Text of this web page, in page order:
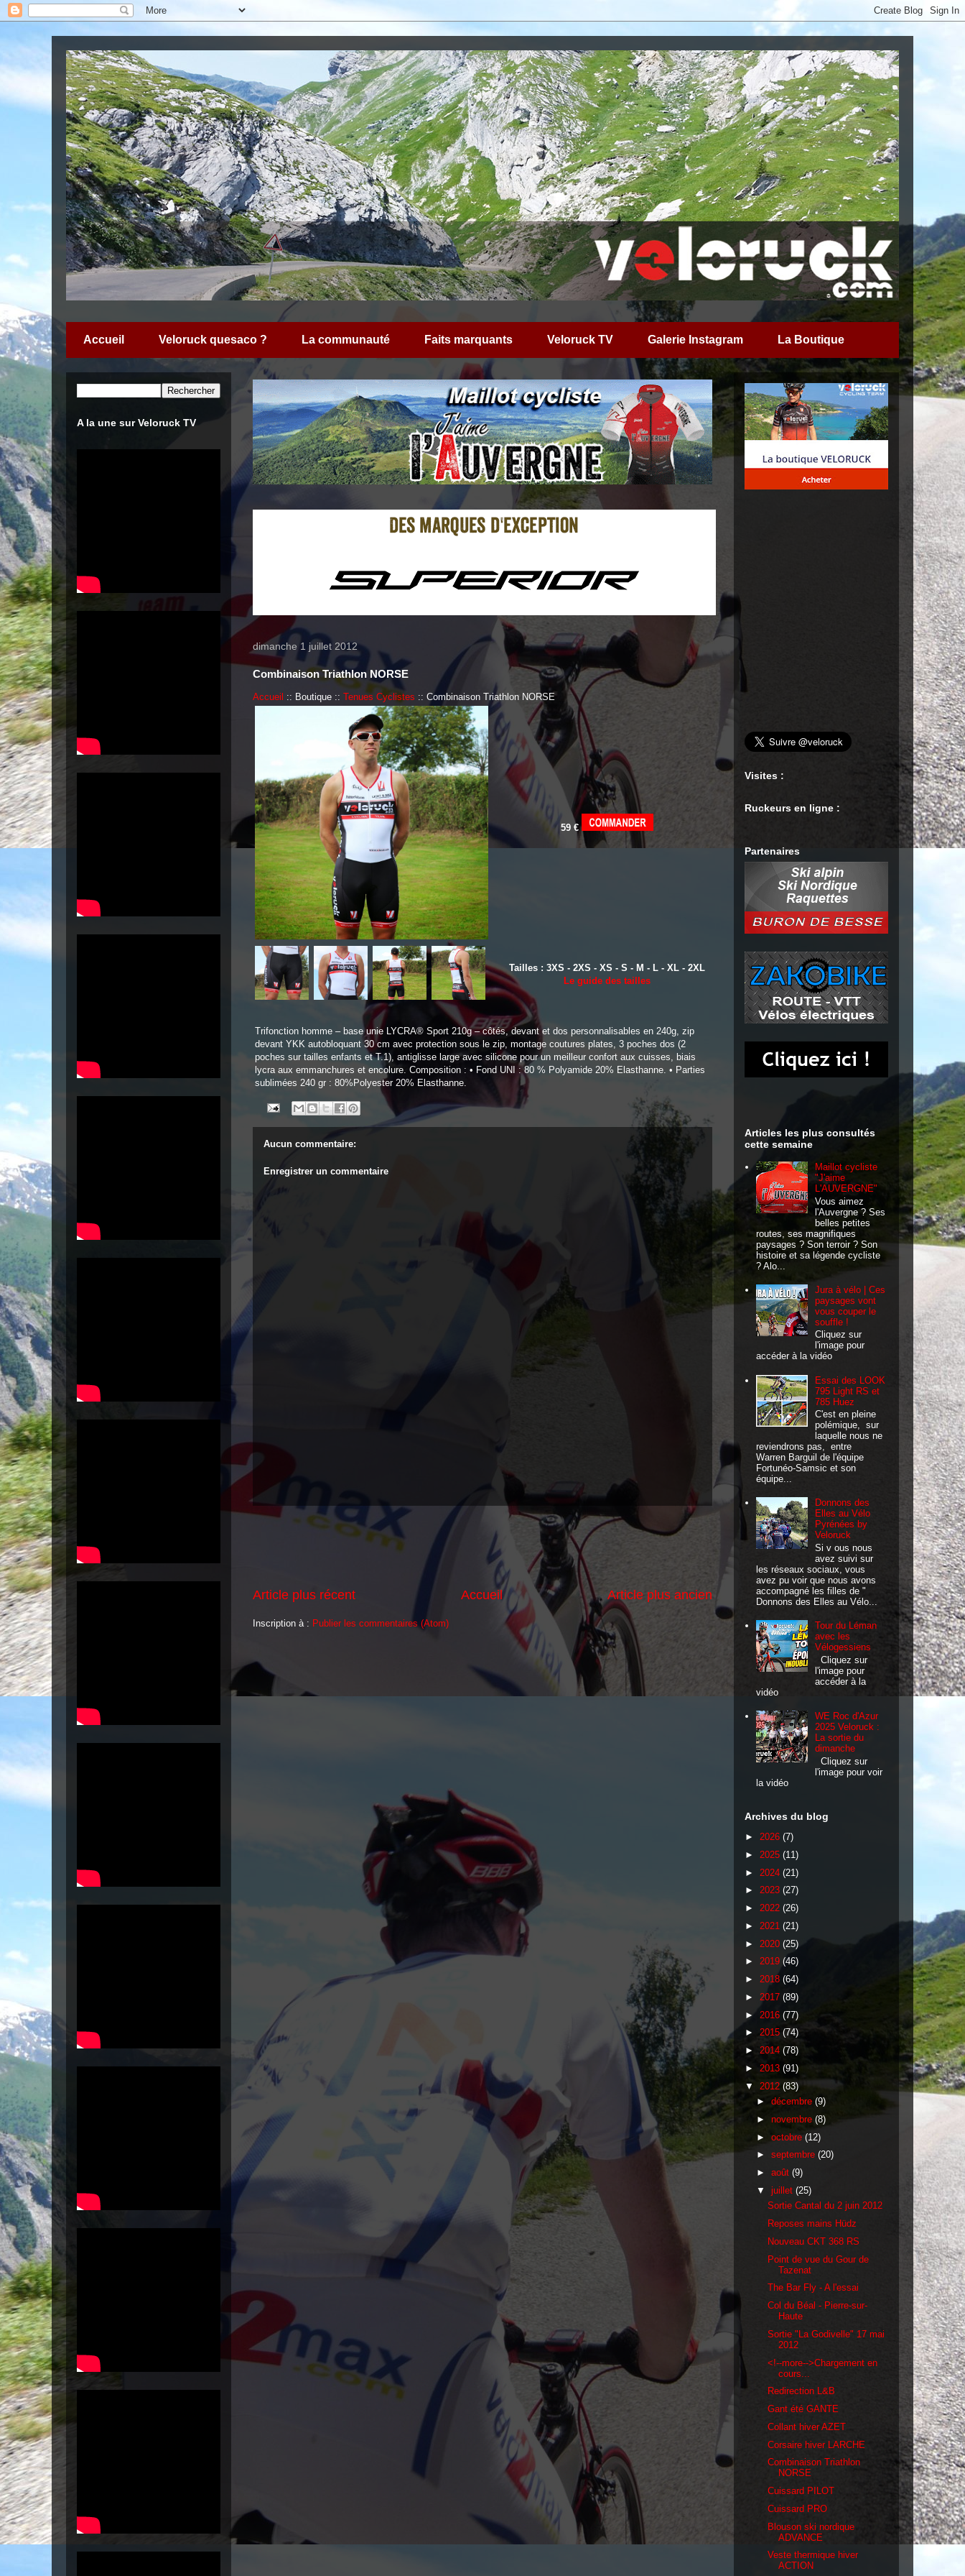
Accueil Veloruck quesaco ? La communauté Faits marquants Veloruck TV Galerie Instagram La Boutique
dimanche 1 juillet 2012
Combinaison Triathlon NORSE
Accueil :: Boutique :: Tenues Cyclistes :: Combinaison Triathlon NORSE
59 €
Tailles : 3XS - 2XS - XS - S - M - L - XL - 2XL
Le guide des tailles
Trifonction homme – base unie LYCRA® Sport 210g – côtés, devant et dos personnalisables en 240g, zip
devant YKK autobloquant 30 cm avec protection sous le zip, montage coutures plates, 3 poches dos (2
poches sur tailles enfants et T.1), antiglisse large avec silicone pour un meilleur confort aux cuisses, biais
lycra aux emmanchures et encolure. Composition : • Fond UNI : 80 % Polyamide 20% Elasthanne. • Parties
sublimées 240 gr : 80%Polyester 20% Elasthanne.
Aucun commentaire:
Enregistrer un commentaire
Article plus récent Article plus ancien
Accueil
Inscription à : Publier les commentaires (Atom)
A la une sur Veloruck TV
Visites :
Ruckeurs en ligne :
Partenaires
Articles les plus consultés
cette semaine
Maillot cycliste
"J'aime
L'AUVERGNE"
Vous aimez
l'Auvergne ? Ses
belles petites
routes, ses magnifiques
paysages ? Son terroir ? Son
histoire et sa légende cycliste
? Alo...
Jura à vélo | Ces
paysages vont
vous couper le
souffle !
Cliquez sur
l'image pour
accéder à la vidéo
Essai des LOOK
795 Light RS et
785 Huez
C'est en pleine
polémique, sur
laquelle nous ne
reviendrons pas, entre
Warren Barguil de l'équipe
Fortunéo-Samsic et son
équipe...
Donnons des
Elles au Vélo
Pyrénées by
Veloruck
Si v ous nous
avez suivi sur
les réseaux sociaux, vous
avez pu voir que nous avons
accompagné les filles de "
Donnons des Elles au Vélo...
Tour du Léman
avec les
Vélogessiens
Cliquez sur
l'image pour
accéder à la
vidéo
WE Roc d'Azur
2025 Veloruck :
La sortie du
dimanche
Cliquez sur
l'image pour voir
la vidéo
Archives du blog
► 2026 (7)
► 2025 (11)
► 2024 (21)
► 2023 (27)
► 2022 (26)
► 2021 (21)
► 2020 (25)
► 2019 (46)
► 2018 (64)
► 2017 (89)
► 2016 (77)
► 2015 (74)
► 2014 (78)
► 2013 (91)
▼ 2012 (83)
► décembre (9)
► novembre (8)
► octobre (12)
► septembre (20)
► août (9)
▼ juillet (25)
Sortie Cantal du 2 juin 2012
Reposes mains Hüdz
Nouveau CKT 368 RS
Point de vue du Gour de
Tazenat
The Bar Fly - A l'essai
Col du Béal - Pierre-sur-
Haute
Sortie "La Godivelle" 17 mai
2012
<!--more-->Chargement en
cours...
Redirection L&B
Gant été GANTE
Collant hiver AZET
Corsaire hiver LARCHE
Combinaison Triathlon
NORSE
Cuissard PILOT
Cuissard PRO
Blouson ski nordique
ADVANCE
Veste thermique hiver
ACTION